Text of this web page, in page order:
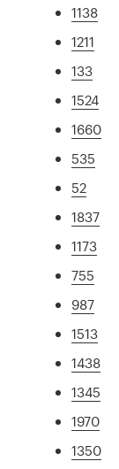
1138
1211
133
1524
1660
535
52
1837
1173
755
987
1513
1438
1345
1970
1350